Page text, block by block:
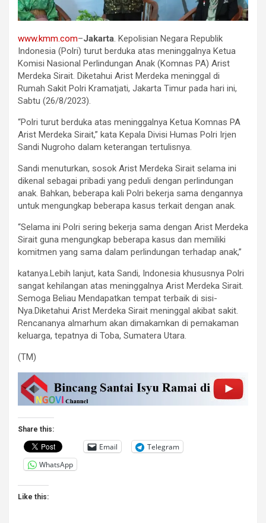
www.kmm.com–Jakarta. Kepolisian Negara Republik
Indonesia (Polri) turut berduka atas meninggalnya Ketua
Komisi Nasional Perlindungan Anak (Komnas PA) Arist
Merdeka Sirait. Diketahui Arist Merdeka meninggal di
Rumah Sakit Polri Kramatjati, Jakarta Timur pada hari ini,
Sabtu (26/8/2023).
“Polri turut berduka atas meninggalnya Ketua Komnas PA
Arist Merdeka Sirait,” kata Kepala Divisi Humas Polri Irjen
Sandi Nugroho dalam keterangan tertulisnya.
Sandi menuturkan, sosok Arist Merdeka Sirait selama ini
dikenal sebagai pribadi yang peduli dengan perlindungan
anak. Bahkan, beberapa kali Polri bekerja sama dengannya
untuk mengungkap beberapa kasus terkait dengan anak.
“Selama ini Polri sering bekerja sama dengan Arist Merdeka
Sirait guna mengungkap beberapa kasus dan memiliki
komitmen yang sama dalam perlindungan terhadap anak,”
katanya.Lebih lanjut, kata Sandi, Indonesia khususnya Polri
sangat kehilangan atas meninggalnya Arist Merdeka Sirait.
Semoga Beliau Mendapatkan tempat terbaik di sisi-
Nya.Diketahui Arist Merdeka Sirait meninggal akibat sakit.
Rencananya almarhum akan dimakamkan di pemakaman
keluarga, tepatnya di Toba, Sumatera Utara.
(TM)
Share this:
Email
Telegram
WhatsApp
Like this: